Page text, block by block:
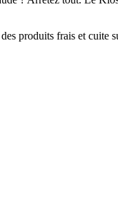
produits frais et cuite